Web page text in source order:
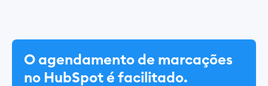
O agendamento de marcações
no HubSpot é facilitado.